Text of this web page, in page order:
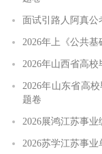
面试引路人阿真公
2026年上《公共
2026年山西省高
2026年山东省高
题卷
2026展鸿江苏事
2026苏学江苏事